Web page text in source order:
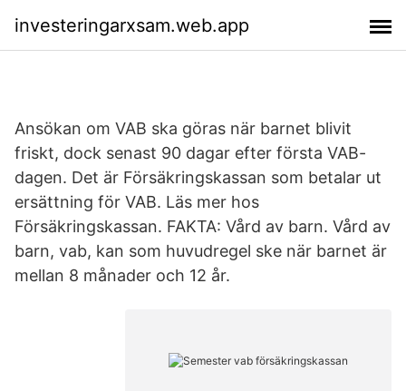
investeringarxsam.web.app
Ansökan om VAB ska göras när barnet blivit
friskt, dock senast 90 dagar efter första VAB-
dagen. Det är Försäkringskassan som betalar ut
ersättning för VAB. Läs mer hos
Försäkringskassan. FAKTA: Vård av barn. Vård av
barn, vab, kan som huvudregel ske när barnet är
mellan 8 månader och 12 år.